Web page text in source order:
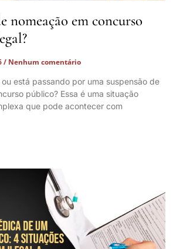
nomeação em concurso
Nenhum comentário
está passando por uma suspensão de
público? Essa é uma situação
que pode acontecer com